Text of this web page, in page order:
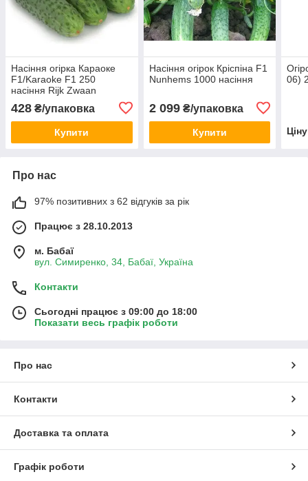
Насіння огірка Караоке
F1/Karaoke F1 250
насіння Rijk Zwaan
428 ₴/упаковка
Купити
Насіння огірок Кріспіна F1
Nunhems 1000 насіння
2 099₴/упаковка
Купити
06)
Про нас
97% позитивних з 62 відгуків за рік
Працює з 28.10.2013
м. Бабаї
вул. Симиренко, 34, Бабаї, Україна
Контакти
Сьогодні працює з 09:00 до 18:00
Показати весь графік роботи
Про нас
Контакти
Доставка та оплата
Графік роботи